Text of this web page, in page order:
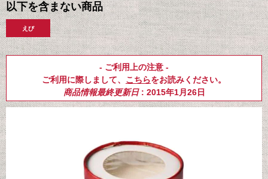
以下を含まない商品
えび
- ご利用上の注意 -
ご利用に際しまして、 こちらをお読みください。
商品情報最終更新日: 2015年1月26日